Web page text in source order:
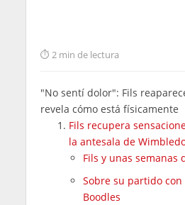
2 min de lectura
"No sentí dolor": Fils
revela cómo está físicamente
Fils recupera
la antesala de
Fils y unas semanas
Sobre su partido
Boodles